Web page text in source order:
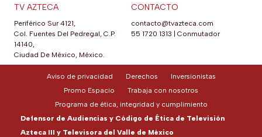
TV AZTECA
Periférico Sur 4121,
Col. Fuentes Del Pedregal, C.P.
14140,
Ciudad De México, México.
CONTACTO
contacto@tvazteca.com
55 1720 1313
Conmutador
Aviso de privacidad Derechos
Inversionistas
Promo Espacio
Trabaja con nosotros
Programa de ética, integridad y cumplimiento
Defensor de Audiencias y Código de Ética de Televisión
Azteca III y Televisora del Valle de México